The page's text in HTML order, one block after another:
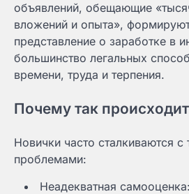
объявлений, обещающие
вложений и опыта»,
представление о заработке в
большинство легальных
времени, труда и терпения.
Почему так происходит
Новички часто сталкиваются с
проблемами:
Неадекватная